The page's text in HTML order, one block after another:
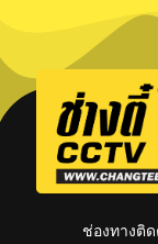
ช่องทางติด